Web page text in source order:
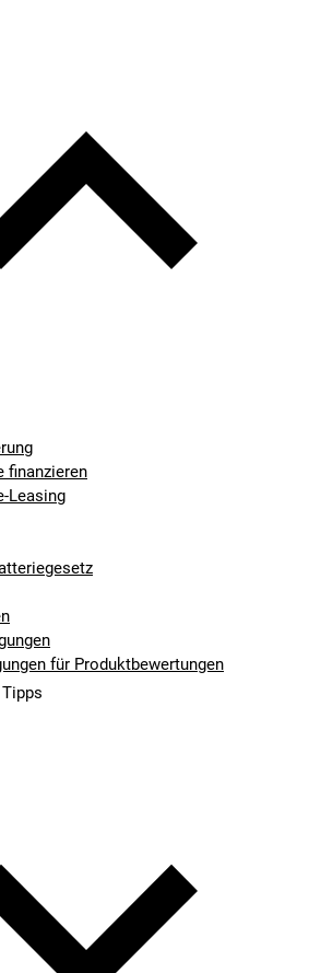
finanzieren
Leasing
für Produktbewertungen